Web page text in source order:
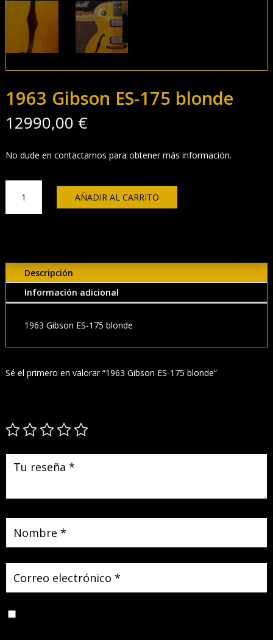
1963 Gibson ES-175 blonde
12990,00 €
No dude en contactarnos para obtener más información.
Gibson
ES-
AÑADIR AL CARRITO
Descripción
Información adicional
1963 Gibson ES-175 blonde
Sé el primero en valorar “1963 Gibson ES-175 blonde”